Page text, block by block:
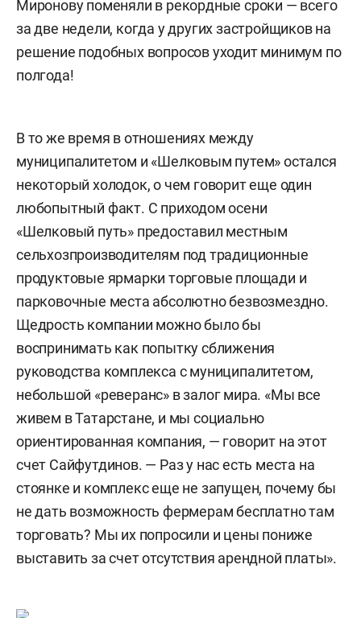
Миронову поменяли в рекордные сроки — всего
за две недели, когда у других застройщиков на
решение подобных вопросов уходит минимум по
полгода!
В то же время в отношениях между
муниципалитетом и «Шелковым путем» остался
некоторый холодок, о чем говорит еще один
любопытный факт. С приходом осени
«Шелковый путь» предоставил местным
сельхозпроизводителям под традиционные
продуктовые ярмарки торговые площади и
парковочные места абсолютно безвозмездно.
Щедрость компании можно было бы
воспринимать как попытку сближения
руководства комплекса с муниципалитетом,
небольшой «реверанс» в залог мира. «Мы все
живем в Татарстане, и мы социально
ориентированная компания, — говорит на этот
счет Сайфутдинов. — Раз у нас есть места на
стоянке и комплекс еще не запущен, почему бы
не дать возможность фермерам бесплатно там
торговать? Мы их попросили и цены пониже
выставить за счет отсутствия арендной платы».